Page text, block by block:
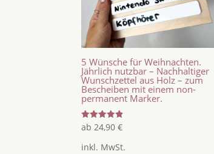
5 Wünsche für Weihnachten.
Jährlich nutzbar – Nachhaltiger
Wunschzettel aus Holz – zum
Bescheiben mit einem non-
permanent Marker.
Bewertet
mit
von 5
ab24,90€
inkl. MwSt.